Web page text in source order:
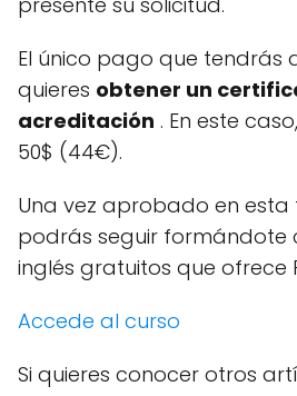
El único pago que tendrás
quieres obtener un
acreditación . En este
50$ (44€).
Una vez aprobado en esta
podrás seguir formándote
inglés gratuitos que ofrece
Accede al curso
Si quieres conocer otros